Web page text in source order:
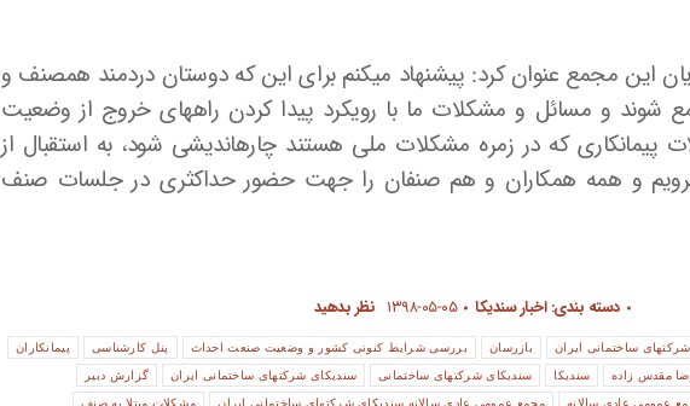
این مجمع عنوان کرد: پیشنهاد می­کنم برای این که دوستان دردمند همصنف و
و مسائل و مشکلات ما با رویکرد پیدا کردن راههای خروج از وضعیت
که در زمره مشکلات ملی هستند چاره­اندیشی شود، به استقبال از
و همه همکاران و هم صنفان را جهت حضور حداکثری در جلسات صنف
دسته بندی:اخبار سندیکا ۱۳۹۸-۰۵-۰۵ نظر بدهید
ساختمانی ایران بازرسان بررسی شرایط کنونی کشور و وضعیت صنعت احداث پنل کارشناسی پیمانکاران
مقدس زاده سندیکا سندیکای شرکتهای ساختمانی سندیکای شرکتهای ساختمانی ایران گزارش دبیر
عمومی عادی سالانه مجمع عمومی عادی سالانه سندیکای شرکتهای ساختمانی ایران مشکلات مبتلا به صنف